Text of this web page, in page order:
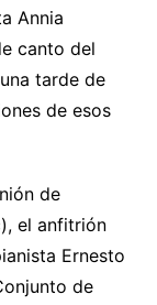
Annia
canto del
tarde de
de esos
de
el anfitrión
Ernesto
de